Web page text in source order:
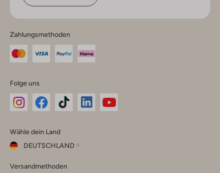
Zahlungsmethoden
Folge uns
Instagram
Facebook
TikTok
Wähle dein Land
DEUTSCHLAND
dein
Versandmethoden